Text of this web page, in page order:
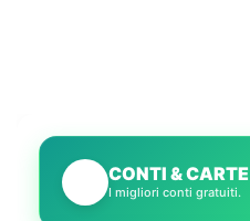
CONTI & CARTE
I migliori conti gratuiti.